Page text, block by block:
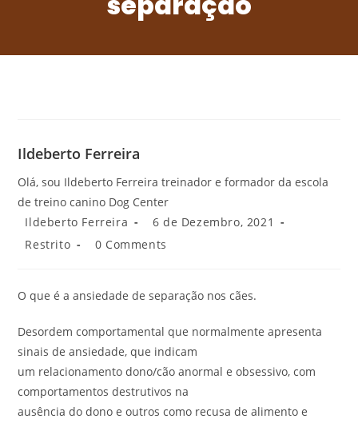
Ildeberto Ferreira
Olá, sou Ildeberto Ferreira treinador e formador da escola
de treino canino Dog Center
Ildeberto Ferreira
6 de Dezembro, 2021
Restrito
0 Comments
O que é a ansiedade de separação nos cães.
Desordem comportamental que normalmente apresenta
sinais de ansiedade, que indicam
um relacionamento dono/cão anormal e obsessivo, com
comportamentos destrutivos na
ausência do dono e outros como recusa de alimento e